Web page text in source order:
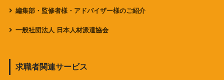
編集部・監修者様・アドバイザー様のご紹介
一般社団法人 日本人材派遣協会
求職者関連サービス